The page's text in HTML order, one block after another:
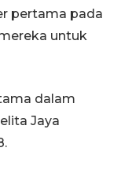
pertama pada
untuk
dalam
Jaya